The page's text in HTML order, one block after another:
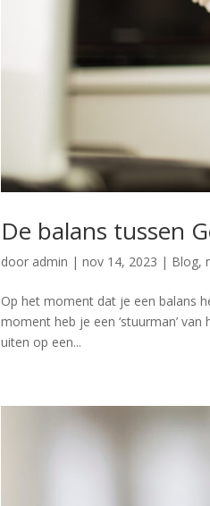
De balans tussen
door admin |nov 14, 2023 | Blog,
Op het moment dat je een balans
moment heb je een ‘stuurman’
uiten op een...